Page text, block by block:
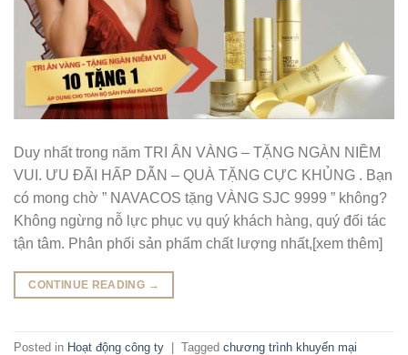
Duy nhất trong năm TRI ÂN VÀNG – TẶNG NGÀN NIỀM
VUI. ƯU ĐÃI HẤP DẪN – QUÀ TẶNG CỰC KHỦNG . Bạn
có mong chờ ” NAVACOS tặng VÀNG SJC 9999 ” không?
Không ngừng nỗ lực phục vụ quý khách hàng, quý đối tác
tận tâm. Phân phối sản phẩm chất lượng nhất,[xem thêm]
CONTINUE READING →
Posted in Hoạt động công ty | Tagged chương trình khuyến mại